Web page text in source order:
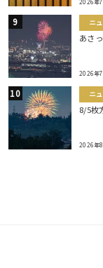
2026年
ニ
あさ
2026年
ニ
8/5枚
2026年